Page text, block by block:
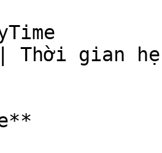
| Thời gian